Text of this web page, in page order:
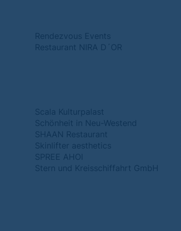
Rendezvous Events
Restaurant NIRA D´OR
Scala Kulturpalast
Schönheit in Neu-Westend
SHAAN Restaurant
Skinlifter aesthetics
SPREE AHOI
Stern und Kreisschiffahrt GmbH